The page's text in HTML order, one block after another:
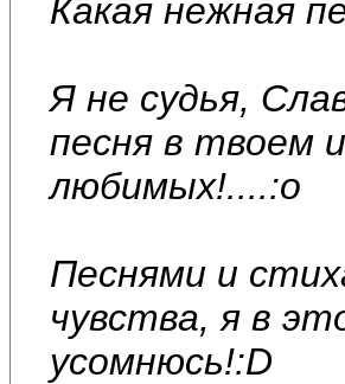
Какая нежная
Я не судья,
песня в твоем
любимых!....:o
Песнями и
чувства, я в
усомнюсь!:D